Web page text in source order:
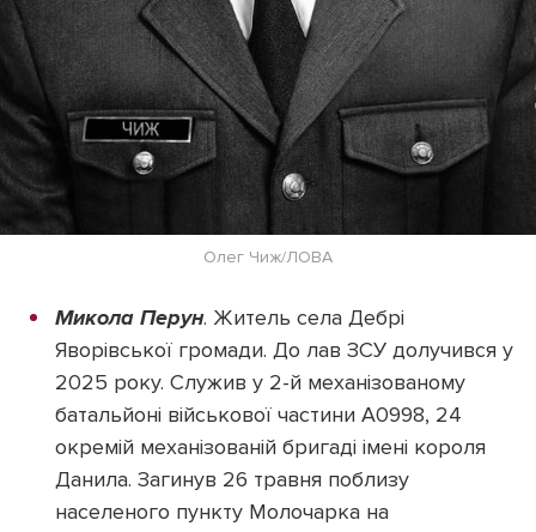
Олег Чиж/ЛОВА
Микола Перун. Житель села Дебрі
Яворівської громади. До лав ЗСУ долучився у
2025 року. Служив у 2-й механізованому
батальйоні військової частини А0998, 24
окремій механізованій бригаді імені короля
Данила. Загинув 26 травня поблизу
населеного пункту Молочарка на